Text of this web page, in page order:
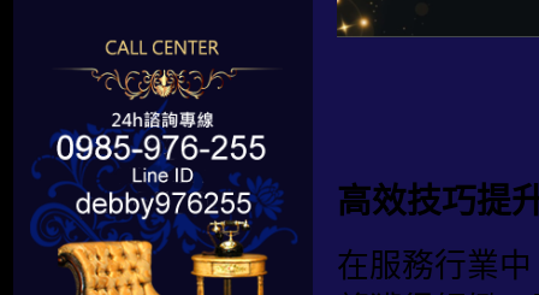
高效技巧提
在服務行業